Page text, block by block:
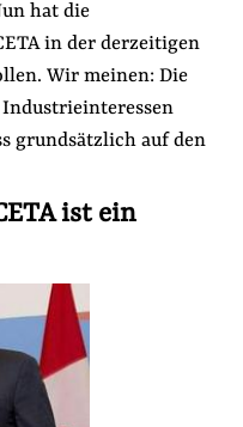
hat die
in der derzeitigen
Wir meinen: Die
grundsätzlich auf den
ist ein